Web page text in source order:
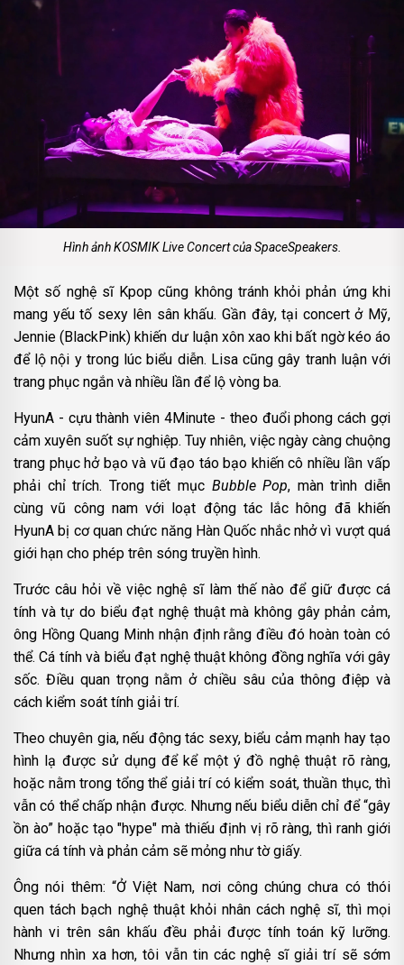
Hình ảnh KOSMIK Live Concertcủa SpaceSpeakers.
Một số nghệ sĩ Kpop cũng không tránh khỏi phản ứng khi
mang yếu tố sexy lên sân khấu. Gần đây, tại concert ở Mỹ,
Jennie (BlackPink) khiến dư luận xôn xao khi bất ngờ kéo áo
để lộ nội y trong lúc biểu diễn. Lisa cũng gây tranh luận với
trang phục ngắn và nhiều lần để lộ vòng ba.
HyunA - cựu thành viên 4Minute - theo đuổi phong cách gợi
cảm xuyên suốt sự nghiệp. Tuy nhiên, việc ngày càng chuộng
trang phục hở bạo và vũ đạo táo bạo khiến cô nhiều lần vấp
phải chỉ trích. Trong tiết mục Bubble Pop, màn trình diễn
cùng vũ công nam với loạt động tác lắc hông đã khiến
HyunA bị cơ quan chức năng Hàn Quốc nhắc nhở vì vượt quá
giới hạn cho phép trên sóng truyền hình.
Trước câu hỏi về việc nghệ sĩ làm thế nào để giữ được cá
tính và tự do biểu đạt nghệ thuật mà không gây phản cảm,
ông Hồng Quang Minh nhận định rằng điều đó hoàn toàn có
thể. Cá tính và biểu đạt nghệ thuật không đồng nghĩa với gây
sốc. Điều quan trọng nằm ở chiều sâu của thông điệp và
cách kiểm soát tính giải trí.
Theo chuyên gia, nếu động tác sexy, biểu cảm mạnh hay tạo
hình lạ được sử dụng để kể một ý đồ nghệ thuật rõ ràng,
hoặc nằm trong tổng thể giải trí có kiểm soát, thuần thục, thì
vẫn có thể chấp nhận được. Nhưng nếu biểu diễn chỉ để “gây
ồn ào” hoặc tạo "hype" mà thiếu định vị rõ ràng, thì ranh giới
giữa cá tính và phản cảm sẽ mỏng như tờ giấy.
Ông nói thêm: “Ở Việt Nam, nơi công chúng chưa có thói
quen tách bạch nghệ thuật khỏi nhân cách nghệ sĩ, thì mọi
hành vi trên sân khấu đều phải được tính toán kỹ lưỡng.
Nhưng nhìn xa hơn, tôi vẫn tin các nghệ sĩ giải trí sẽ sớm